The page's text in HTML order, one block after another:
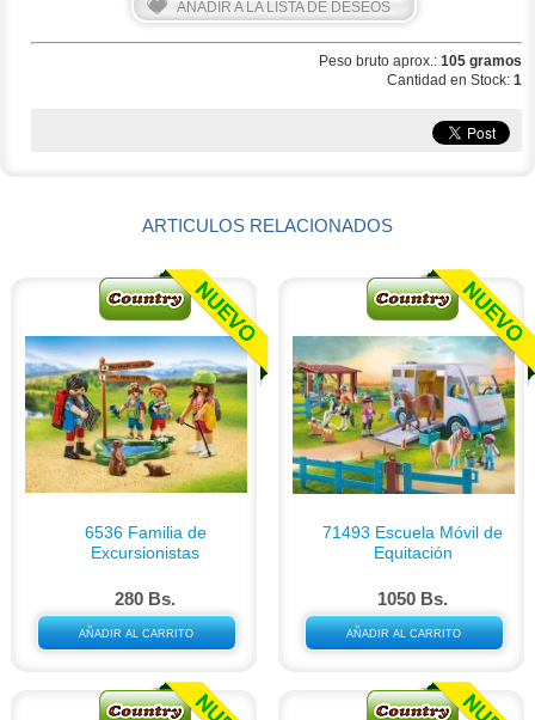
AÑADIR A LA LISTA DE DESEOS
Peso bruto aprox.: 105 gramos
Cantidad en Stock: 1
ARTICULOS RELACIONADOS
6536 Familia de
Excursionistas
280 Bs.
AÑADIR AL CARRITO
71493 Escuela Móvil de
Equitación
1050 Bs.
AÑADIR AL CARRITO